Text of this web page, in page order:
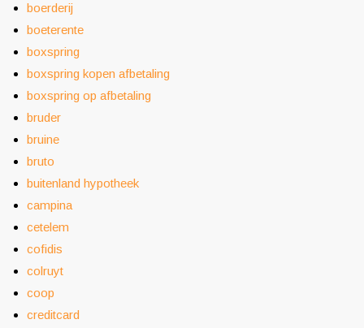
boerderij
boeterente
boxspring
boxspring kopen afbetaling
boxspring op afbetaling
bruder
bruine
bruto
buitenland hypotheek
campina
cetelem
cofidis
colruyt
coop
creditcard